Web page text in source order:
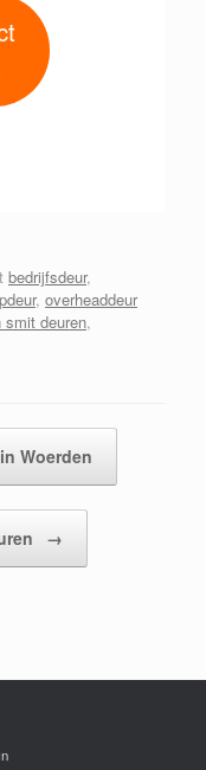
bedrijfsdeur,
, overheaddeur
smit deuren,
Woerden
→